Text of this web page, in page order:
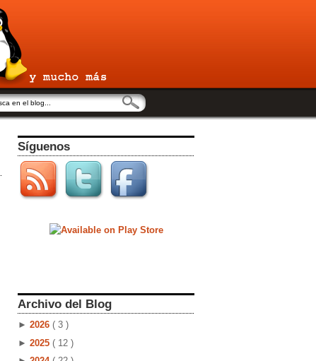
Síguenos
Archivo del Blog
► 2026 ( 3 )
► 2025 ( 12 )